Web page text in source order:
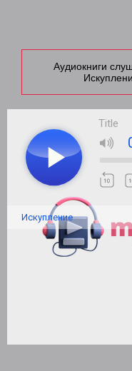
Аудиокниги
Title
Искупление